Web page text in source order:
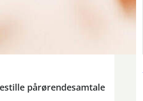
pårørendesamtale